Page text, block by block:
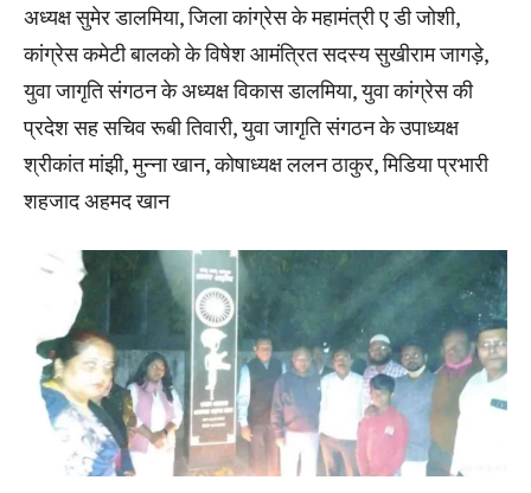
अध्यक्ष सुमेर डालमिया, जिला कांग्रेस के महामंत्री ए डी जोशी,
कांग्रेस कमेटी बालको के विषेश आमंत्रित सदस्य सुखीराम जागड़े,
युवा जागृति संगठन के अध्यक्ष विकास डालमिया, युवा कांग्रेस की
प्रदेश सह सचिव रूबी तिवारी, युवा जागृति संगठन के उपाध्यक्ष
श्रीकांत मांझी, मुन्ना खान, कोषाध्यक्ष ललन ठाकुर, मिडिया प्रभारी
शहजाद अहमद खान